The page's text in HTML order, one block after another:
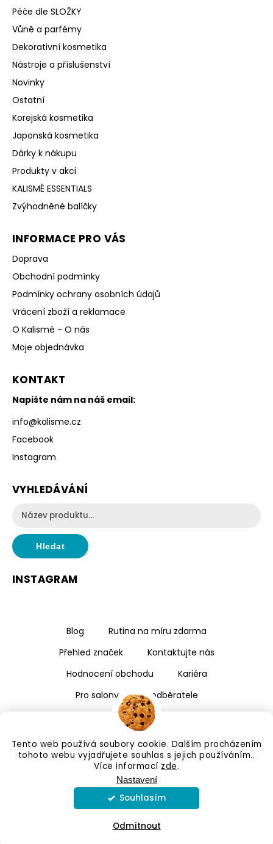
Tento web používá soubory cookie. Dalším procházením
tohoto webu vyjadřujete souhlas s jejich používáním..
Více informací zde.
Nastavení
Odmítnout
Souhlasím
Péče dle SLOŽKY
Vůně a parfémy
Dekorativní kosmetika
Nástroje a příslušenství
Novinky
Ostatní
Korejská kosmetika
Japonská kosmetika
Dárky k nákupu
Produkty v akci
KALISMÉ ESSENTIALS
Zvýhodněné balíčky
INFORMACE PRO VÁS
Doprava
Obchodní podmínky
Podmínky ochrany osobních údajů
Vrácení zboží a reklamace
O Kalismé - O nás
Moje objednávka
KONTAKT
Napište nám na náš email:
info@kalisme.cz
Facebook
Instagram
VYHLEDÁVÁNÍ
Hledat
INSTAGRAM
Blog
Rutina na míru zdarma
Přehled značek
Kontaktujte nás
Hodnocení obchodu
Kariéra
Pro salony a velkoodběratele
Copyright 2026Kalismé. Všechna práva vyhrazena.
Upravit nastavení cookies